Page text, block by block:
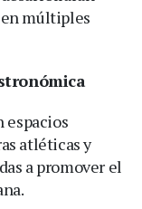
múltiples
espacios
atléticas y
a promover el